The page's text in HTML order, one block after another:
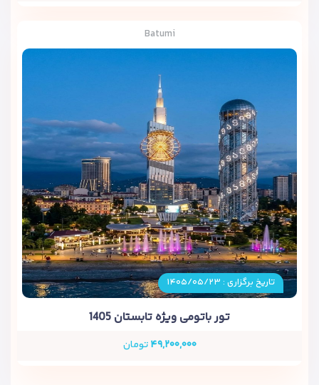
Batumi
تاریخ برگزاری : ۱۴۰۵/۰۵/۲۳
تور باتومی ویژه تابستان 1405
۴۹,۲۰۰,۰۰۰تومان